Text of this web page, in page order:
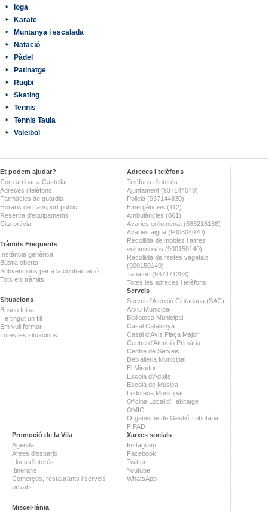
Ioga
Karate
Muntanya i escalada
Natació
Pàdel
Patinatge
Rugbi
Skating
Tennis
Tennis Taula
Voleibol
Et podem ajudar?
Com arribar a Castellar
Adreces i telèfons
Farmàcies de guàrdia
Horaris de transport públic
Reserva d'equipaments
Cita prèvia
Tràmits Freqüents
Instància genèrica
Bústia oberta
Subvencions per a la contractació
Tots els tràmits
Situacions
Busco feina
He tingut un fill
Em vull formar
Totes les situacions
Adreces i telèfons
Telèfons d'interès
Ajuntament (937144040)
Policia (937144830)
Emergències (112)
Ambulàncies (061)
Avaries enllumenat (686216138)
Avaries aigua (900304070)
Recollida de mobles i altres
voluminosos (900150140)
Recollida de restes vegetals
(900150140)
Tanatori (937471203)
Totes les adreces i telèfons
Serveis
Servei d'Atenció Ciutadana (SAC)
Arxiu Municipal
Biblioteca Municipal
Casal Catalunya
Casal d'Avis Plaça Major
Centre d'Atenció Primària
Centre de Serveis
Deixalleria Municipal
El Mirador
Escola d'Adults
Escola de Música
Ludoteca Municipal
Oficina Local d'Habitatge
OMIC
Organisme de Gestió Tributària
PIPAD
Promoció de la Vila
Agenda
Àrees d'esbarjo
Llocs d'interès
Itineraris
Comerços, restaurants i serveis
privats
Miscel·lània
Xarxes socials
Instagram
Facebook
Twitter
Youtube
WhatsApp